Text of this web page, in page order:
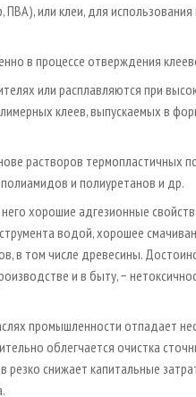
или клеи, для
в процессе отверждения
или расплавляются при
клеев, выпускаемых в
растворов термопластичных
и полиуретанов и др.
хорошие адгезионные
водой, хорошее
в том числе древесины.
и в быту, −
промышленности отпадает
облегчается очистка
снижает капитальные